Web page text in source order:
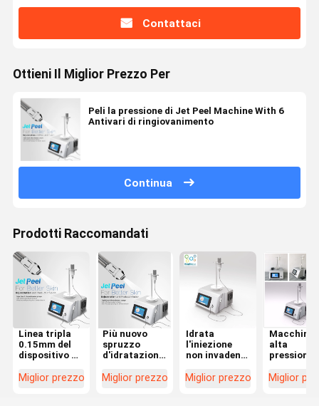
Contattaci
Ottieni Il Miglior Prezzo Per
Peli la pressione di Jet Peel Machine With 6
Antivari di ringiovanimento
Continua
Prodotti Raccomandati
Linea tripla
0.15mm del
dispositivo di
macchina di
Miglior prezzo
Più nuovo
spruzzo
d'idratazione
idrata pulizia
Miglior prezzo
Idrata
l'iniezione
non invadente
Machine di
Miglior prezzo
Macchina
alta
pressione
fronte
Miglior